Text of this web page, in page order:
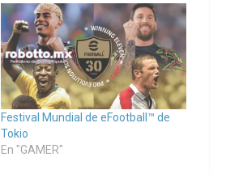
Festival Mundial de eFootball™ de
Tokio
En "GAMER"